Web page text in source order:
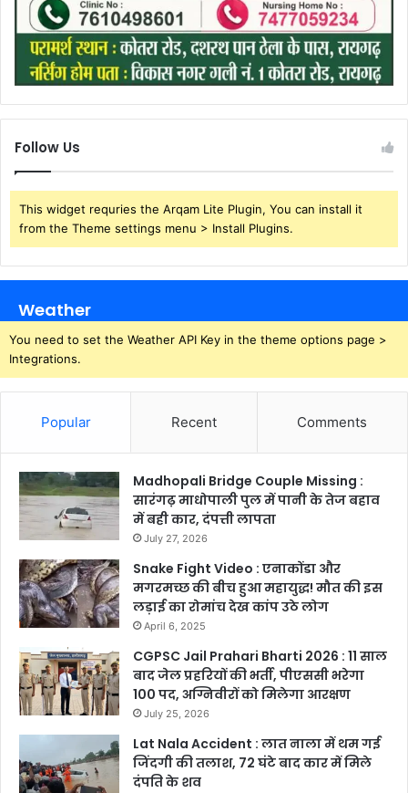
Follow Us
This widget requries the Arqam Lite Plugin, You can install it
from the Theme settings menu > Install Plugins.
Weather
You need to set the Weather API Key in the theme options page >
Integrations.
Popular Recent Comments
Madhopali Bridge Couple Missing :
सारंगढ़ माधोपाली पुल में पानी के तेज बहाव
में बही कार, दंपत्ती लापता
July 27, 2026
Snake Fight Video : एनाकोंडा और
मगरमच्छ की बीच हुआ महायुद्ध! मौत की इस
लड़ाई का रोमांच देख कांप उठे लोग
April 6, 2025
CGPSC Jail Prahari Bharti 2026 : 11 साल
बाद जेल प्रहरियों की भर्ती, पीएससी भरेगा
100 पद, अग्निवीरों को मिलेगा आरक्षण
July 25, 2026
Lat Nala Accident : लात नाला में थम गई
जिंदगी की तलाश, 72 घंटे बाद कार में मिले
दंपति के शव